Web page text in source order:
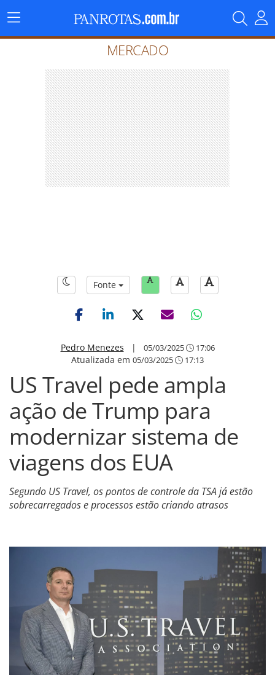
Menu
Principal
MERCADO
Fonte
Pedro Menezes | 05/03/2025 17:06
Atualizada em 05/03/2025 17:13
US Travel pede ampla
ação de Trump para
modernizar sistema de
viagens dos EUA
Segundo US Travel, os pontos de controle da TSA já estão
sobrecarregados e processos estão criando atrasos